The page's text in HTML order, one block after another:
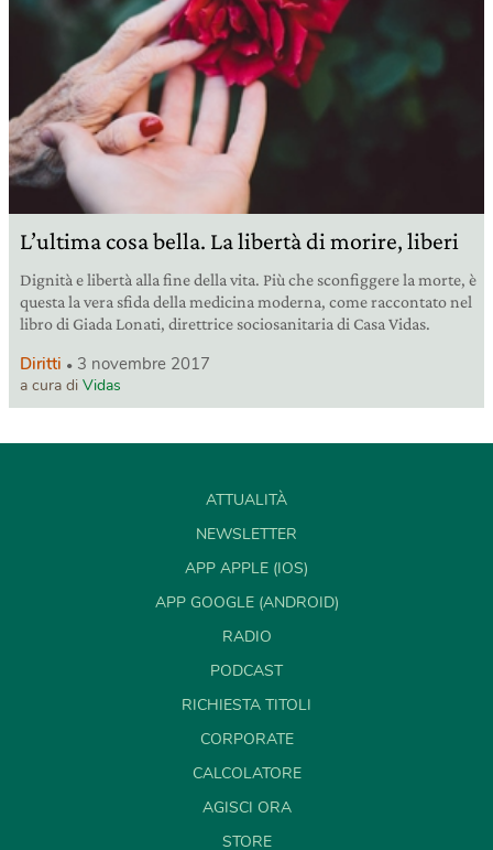
L’ultima cosa bella. La libertà di morire, liberi
Dignità e libertà alla fine della vita. Più che sconfiggere la morte, è
questa la vera sfida della medicina moderna, come raccontato nel
libro di Giada Lonati, direttrice sociosanitaria di Casa Vidas.
Diritti 3 novembre 2017
a cura di Vidas
ATTUALITÀ
NEWSLETTER
APP APPLE (IOS)
APP GOOGLE (ANDROID)
RADIO
PODCAST
RICHIESTA TITOLI
CORPORATE
CALCOLATORE
AGISCI ORA
STORE